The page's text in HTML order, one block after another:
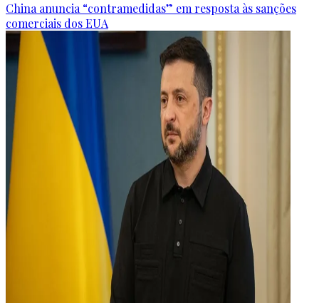
China anuncia “contramedidas” em resposta às sanções
comerciais dos EUA